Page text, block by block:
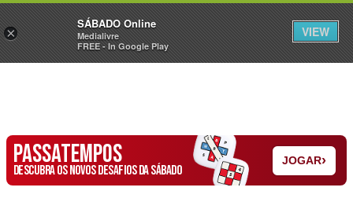
Sábado Assine Iniciar Sessão
PASSATEMPOS
DESCUBRA OS NOVOS DESAFIOS DA SÁBADO
JOGAR›
×
SÁBADO Online
Medialivre
FREE - In Google Play
VIEW